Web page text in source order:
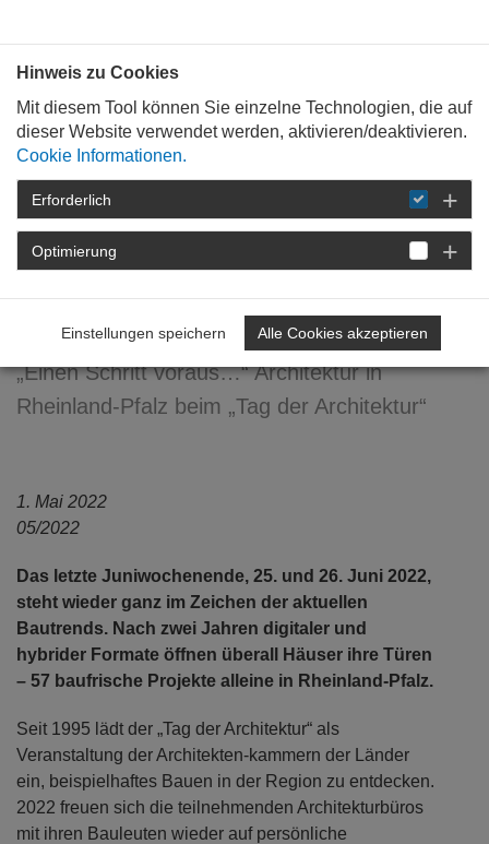
STARTSEITE DETAIL
„Architektur baut Zukunft“
„Einen Schritt voraus…“ Architektur in
Rheinland-Pfalz beim „Tag der Architektur“
1. Mai 2022
05/2022
Das letzte Juniwochenende, 25. und 26. Juni 2022,
steht wieder ganz im Zeichen der aktuellen
Bautrends. Nach zwei Jahren digitaler und
hybrider Formate öffnen überall Häuser ihre Türen
– 57 baufrische Projekte alleine in Rheinland-Pfalz.
Seit 1995 lädt der „Tag der Architektur“ als
Veranstaltung der Architekten-kammern der Länder
ein, beispielhaftes Bauen in der Region zu entdecken.
2022 freuen sich die teilnehmenden Architekturbüros
mit ihren Bauleuten wieder auf persönliche
Hinweis zu Cookies
Mit diesem Tool können Sie einzelne Technologien, die auf
dieser Website verwendet werden, aktivieren/deaktivieren.
Cookie Informationen.
Erforderlich
Optimierung
Einstellungen speichern Alle Cookies akzeptieren